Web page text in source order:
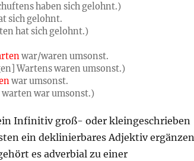
haben sich gelohnt.)
sich gelohnt.
hat sich gelohnt.)
war/waren umsonst.
Wartens waren umsonst.)
war umsonst.
war umsonst.)
Infinitiv groß- oder kleingeschrieben
ein deklinierbares Adjektiv
es adverbial zu einer